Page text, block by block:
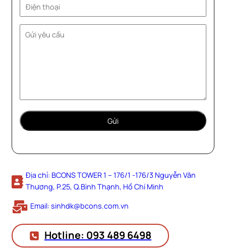
Địa chỉ: BCONS TOWER 1 – 176/1 -176/3 Nguyễn Văn
Thương, P.25, Q.Bình Thạnh, Hồ Chí Minh
Email: sinhdk@bcons.com.vn
Hotline: 093 489 6498